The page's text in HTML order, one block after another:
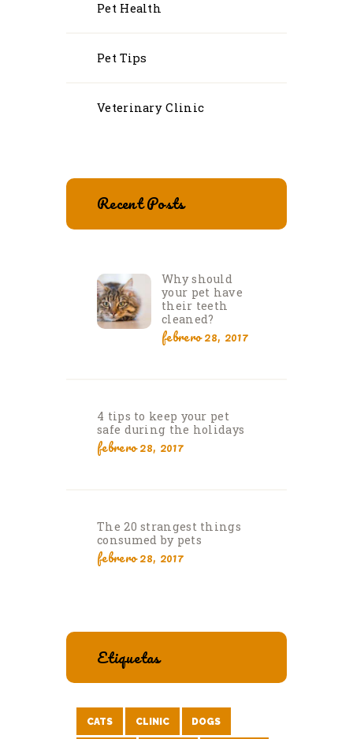
Pet Health
Pet Tips
Veterinary Clinic
Recent Posts
Why should
your pet have
their teeth
cleaned?
febrero 28, 2017
4 tips to keep your pet
safe during the holidays
febrero 28, 2017
The 20 strangest things
consumed by pets
febrero 28, 2017
Etiquetas
CATS CLINIC DOGS